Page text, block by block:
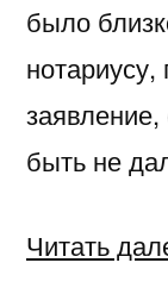
было
быть не
Читать